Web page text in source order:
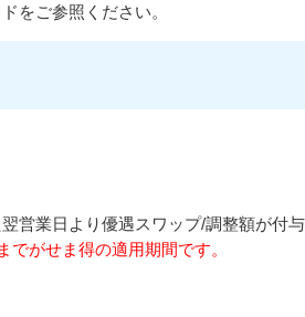
をご参照ください。
営業日より優遇スワップ/調整額が付
がせま得の適用期間です。